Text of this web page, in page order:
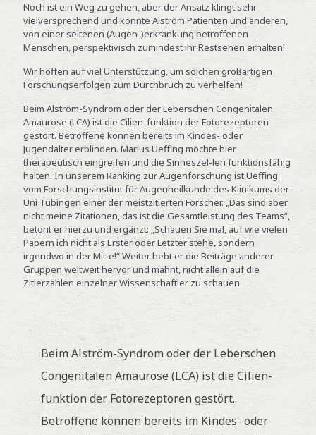
Noch ist ein Weg zu gehen, aber der Ansatz klingt sehr
vielversprechend und könnte Alström Patienten und anderen,
von einer seltenen (Augen-)erkrankung betroffenen
Menschen, perspektivisch zumindest ihr Restsehen erhalten!
Wir hoffen auf viel Unterstützung, um solchen großartigen
Forschungserfolgen zum Durchbruch zu verhelfen!
Beim Alström-Syndrom oder der Leberschen Congenitalen
Amaurose (LCA) ist die Cilien-funktion der Fotorezeptoren
gestört. Betroffene können bereits im Kindes- oder
Jugendalter erblinden. Marius Ueffing möchte hier
therapeutisch eingreifen und die Sinneszel-len funktionsfähig
halten. In unserem Ranking zur Augenforschung ist Ueffing
vom Forschungsinstitut für Augenheilkunde des Klinikums der
Uni Tübingen einer der meistzitierten Forscher. „Das sind aber
nicht meine Zitationen, das ist die Gesamtleistung des Teams“,
betont er hierzu und ergänzt: „Schauen Sie mal, auf wie vielen
Papern ich nicht als Erster oder Letzter stehe, sondern
irgendwo in der Mitte!“ Weiter hebt er die Beiträge anderer
Gruppen weltweit hervor und mahnt, nicht allein auf die
Zitierzahlen einzelner Wissenschaftler zu schauen.
Beim Alström-Syndrom oder der Leberschen
Congenitalen Amaurose (LCA) ist die Cilien-
funktion der Fotorezeptoren gestört.
Betroffene können bereits im Kindes- oder